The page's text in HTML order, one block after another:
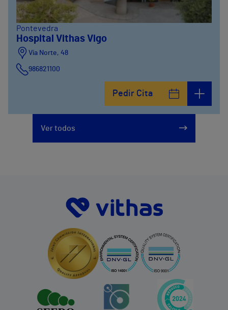
Pontevedra
Hospital Vithas Vigo
Vía Norte, 48
986821100
Pedir Cita
Ver todos